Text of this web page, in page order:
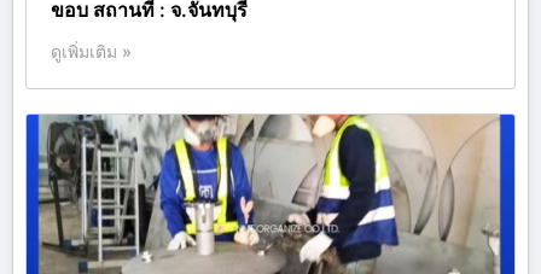
ขอบ สถานที่ : จ.จันทบุรี
ดูเพิ่มเติม »